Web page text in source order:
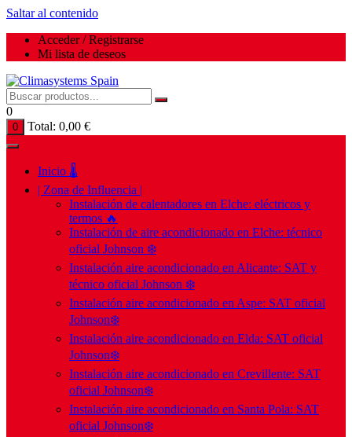
Saltar al contenido
Acceder / Registrarse
Mi lista de deseos
0
0 Total: 0,00 €
Inicio 🌡️
| Zona de Influencia |
Instalación de calentadores en Elche: eléctricos y
termos 🔥
Instalación de aire acondicionado en Elche: técnico
oficial Johnson ❄️
Instalación aire acondicionado en Alicante: SAT y
técnico oficial Johnson ❄️
Instalación aire acondicionado en Aspe: SAT oficial
Johnson❄️
Instalación aire acondicionado en Elda: SAT oficial
Johnson❄️
Instalación aire acondicionado en Crevillente: SAT
oficial Johnson❄️
Instalación aire acondicionado en Santa Pola: SAT
oficial Johnson❄️